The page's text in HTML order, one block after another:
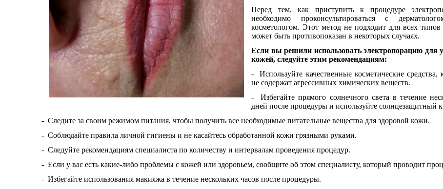
Перед тем, как приступить к процедуре
необходимо проконсультироваться с
косметологом. Этот метод не подходит для всех
может быть противопоказан в некоторых случаях.
Если вы решили использовать электропорацию для
кожей, следуйте этим рекомендациям:
-Используйте качественные косметические средства,
не содержат агрессивных химических веществ.
-Избегайте прямого солнечного света в течение
дней после процедуры и используйте солнцезащитный
- Следите за своим режимом питания, чтобы получить все необходимые питательные вещества для здоровой кожи.
- Соблюдайте правила личной гигиены и не касайтесь обработанной кожи грязными руками.
- Следуйте рекомендациям специалиста по количеству и интервалам проведения процедур.
- Если у вас есть какие-либо проблемы с кожей или здоровьем, сообщите об этом специалисту, который проводит
- Избегайте использования макияжа в течение нескольких часов после процедуры.